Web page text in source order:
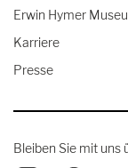
Erwin Hymer
Karriere
Presse
Bleiben Sie mit uns